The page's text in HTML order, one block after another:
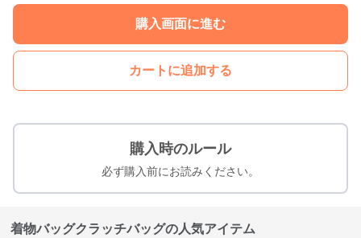
購入画面に進む
カートに追加する
購入時のルール
必ず購入前にお読みください。
着物バッグクラッチバッグの人気アイテム